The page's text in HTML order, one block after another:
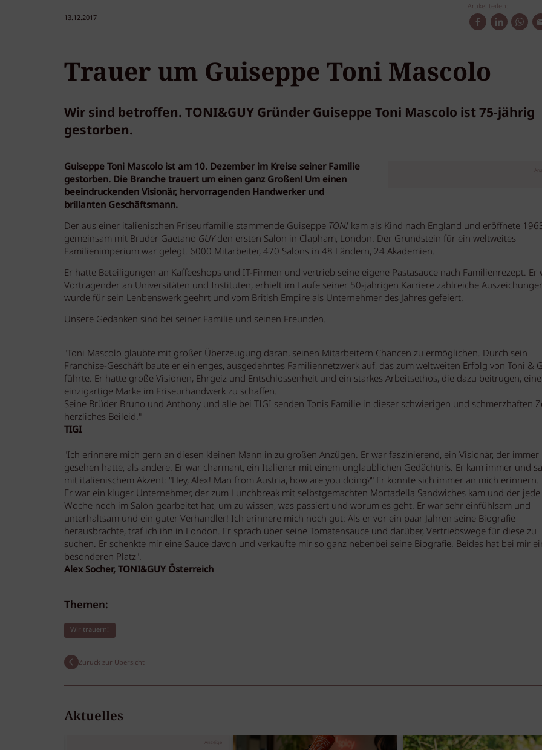
13.12.2017
Artikel teilen:
Trauer um Guiseppe Toni Mascolo
Wir sind betroffen. TONI&GUY Gründer Guiseppe Toni Mascolo ist 75-jährig
gestorben.
Guiseppe Toni Mascolo ist am 10. Dezember im Kreise seiner Familie
gestorben. Die Branche trauert um einen ganz Großen! Um einen
beeindruckenden Visionär, hervorragenden Handwerker und
brillanten Geschäftsmann.
Der aus einer italienischen Friseurfamilie stammende Guiseppe TONIkam als Kind nach England und eröffnete
gemeinsam mit Bruder Gaetano GUYden ersten Salon in Clapham, London. Der Grundstein für ein weltweites
Familienimperium war gelegt. 6000 Mitarbeiter, 470 Salons in 48 Ländern, 24 Akademien.
Er hatte Beteiligungen an Kaffeeshops und IT-Firmen und vertrieb seine eigene Pastasauce nach Familienrezept. Er
Vortragender an Universitäten und Instituten, erhielt im Laufe seiner 50-jährigen Karriere zahlreiche
wurde für sein Lenbenswerk geehrt und vom British Empire als Unternehmer des Jahres gefeiert.
Unsere Gedanken sind bei seiner Familie und seinen Freunden.
"Toni Mascolo glaubte mit großer Überzeugung daran, seinen Mitarbeitern Chancen zu ermöglichen. Durch sein
Franchise-Geschäft baute er ein enges, ausgedehntes Familiennetzwerk auf, das zum weltweiten Erfolg von Toni &
führte. Er hatte große Visionen, Ehrgeiz und Entschlossenheit und ein starkes Arbeitsethos, die dazu beitrugen, eine
einzigartige Marke im Friseurhandwerk zu schaffen.
Seine Brüder Bruno und Anthony und alle bei TIGI senden Tonis Familie in dieser schwierigen und schmerzhaften
herzliches Beileid."
TIGI
"Ich erinnere mich gern an diesen kleinen Mann in zu großen Anzügen. Er war faszinierend, ein Visionär, der
gesehen hatte, als andere. Er war charmant, ein Italiener mit einem unglaublichen Gedächtnis. Er kam immer und
mit italienischem Akzent: "Hey, Alex! Man from Austria, how are you doing?" Er konnte sich immer an mich erinnern.
Er war ein kluger Unternehmer, der zum Lunchbreak mit selbstgemachten Mortadella Sandwiches kam und der jede
Woche noch im Salon gearbeitet hat, um zu wissen, was passiert und worum es geht. Er war sehr einfühlsam und
unterhaltsam und ein guter Verhandler! Ich erinnere mich noch gut: Als er vor ein paar Jahren seine Biografie
herausbrachte, traf ich ihn in London. Er sprach über seine Tomatensauce und darüber, Vertriebswege für diese zu
suchen. Er schenkte mir eine Sauce davon und verkaufte mir so ganz nebenbei seine Biografie. Beides hat bei mir
besonderen Platz".
Alex Socher, TONI&GUY Österreich
Themen:
Wir trauern!
Zurück zur Übersicht
Aktuelles
Anzeige